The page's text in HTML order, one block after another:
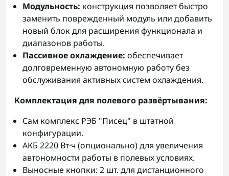
Модульность: конструкция позволяет быстро
заменить поврежденный модуль или добавить
новый блок для расширения функционала и
диапазонов работы.
Пассивное охлаждение: обеспечивает
долговременную автономную работу без
обслуживания активных систем охлаждения.
Комплектация для полевого развёртывания:
Сам комплекс РЭБ "Писец" в штатной
конфигурации.
АКБ 2220 Вт·ч (опционально) для увеличения
автономности работы в полевых условиях.
Выносные кнопки: 2 шт. для дистанционного